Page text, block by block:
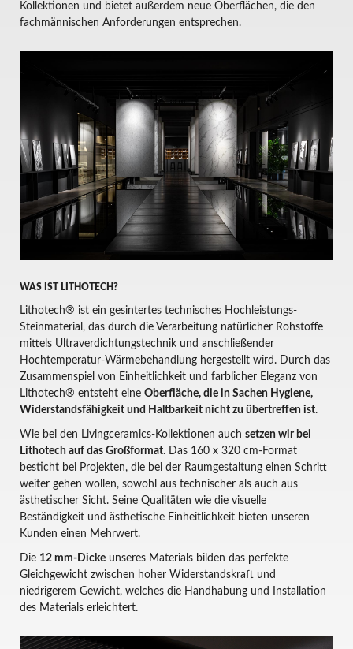
Kollektionen und bietet außerdem neue Oberflächen, die den
fachmännischen Anforderungen entsprechen.
WAS IST LITHOTECH?
Lithotech® ist ein gesintertes technisches Hochleistungs-
Steinmaterial, das durch die Verarbeitung natürlicher Rohstoffe
mittels Ultraverdichtungstechnik und anschließender
Hochtemperatur-Wärmebehandlung hergestellt wird. Durch das
Zusammenspiel von Einheitlichkeit und farblicher Eleganz von
Lithotech® entsteht eine Oberfläche, die in Sachen Hygiene,
Widerstandsfähigkeit und Haltbarkeit nicht zu übertreffen ist.
Wie bei den Livingceramics-Kollektionen auch setzen wir bei
Lithotech auf das Großformat. Das 160 x 320 cm-Format
besticht bei Projekten, die bei der Raumgestaltung einen Schritt
weiter gehen wollen, sowohl aus technischer als auch aus
ästhetischer Sicht. Seine Qualitäten wie die visuelle
Beständigkeit und ästhetische Einheitlichkeit bieten unseren
Kunden einen Mehrwert.
Die 12 mm-Dicke unseres Materials bilden das perfekte
Gleichgewicht zwischen hoher Widerstandskraft und
niedrigerem Gewicht, welches die Handhabung und Installation
des Materials erleichtert.